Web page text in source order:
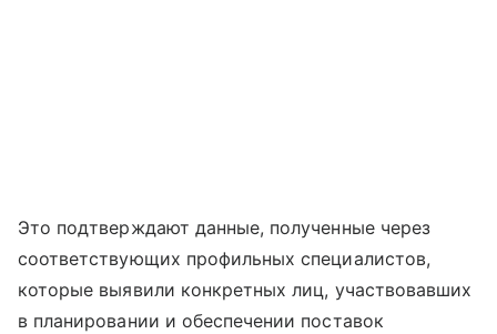
Это подтверждают данные, полученные через
соответствующих профильных специалистов,
которые выявили конкретных лиц, участвовавших
в планировании и обеспечении поставок